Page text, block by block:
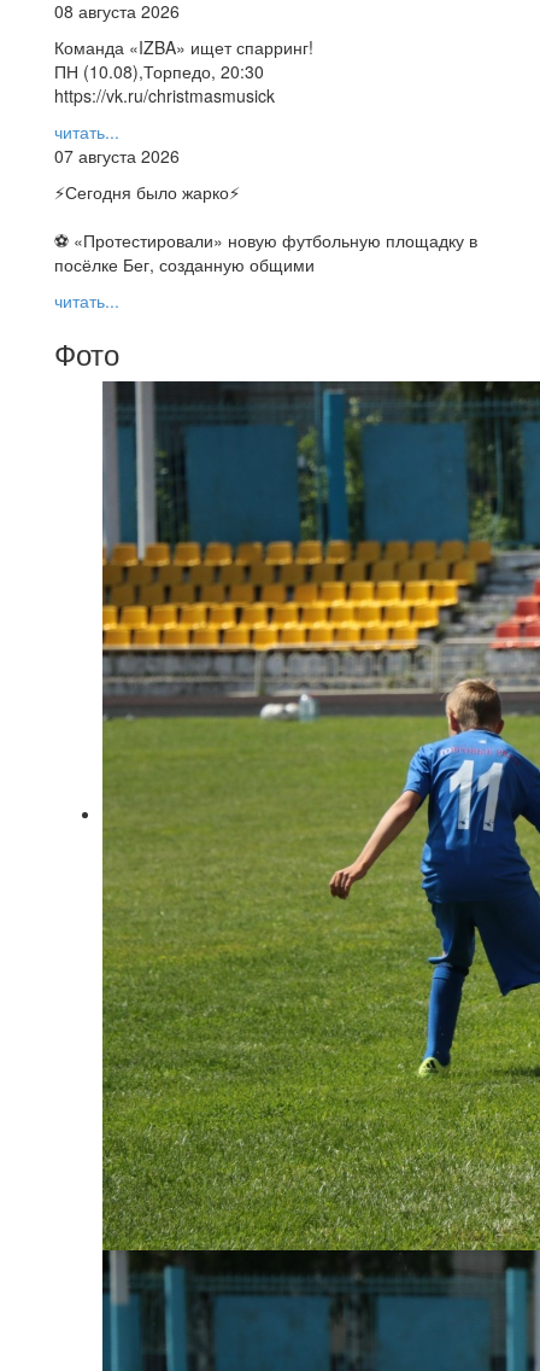
08 августа 2026
Команда «IZBA» ищет спарринг!
ПН (10.08),Торпедо, 20:30
https://vk.ru/christmasmusick
читать...
07 августа 2026
⚡️Сегодня было жарко⚡️
⚽ ️«Протестировали» новую футбольную площадку в
посёлке Бег, созданную общими
читать...
Фото